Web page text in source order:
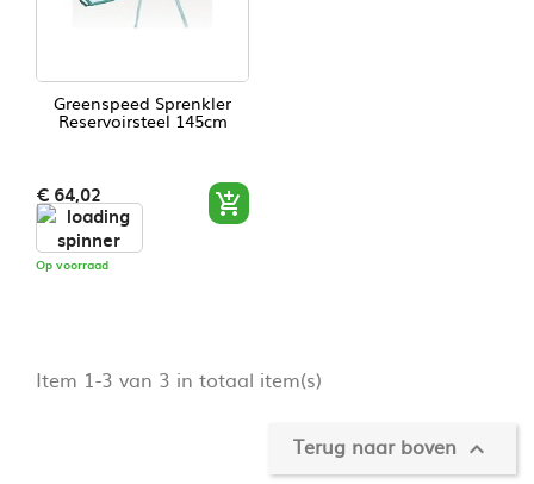
Greenspeed Sprenkler
Reservoirsteel 145cm
€ 64,02
Op voorraad

Item 1-3 van 3 in totaal item(s)
Terug naar boven 